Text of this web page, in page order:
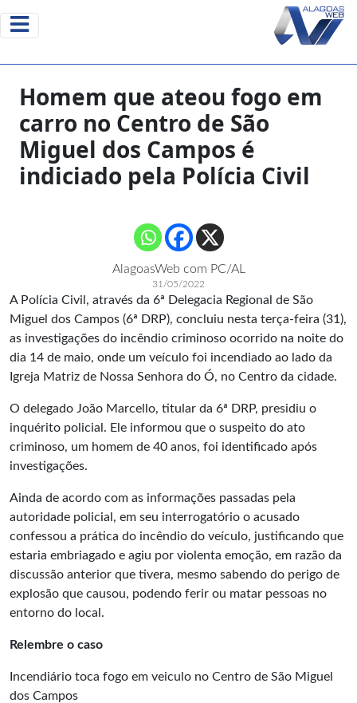
Homem que ateou fogo em
carro no Centro de São
Miguel dos Campos é
indiciado pela Polícia Civil
AlagoasWeb com PC/AL
31/05/2022
A Polícia Civil, através da 6ª Delegacia Regional de São
Miguel dos Campos (6ª DRP), concluiu nesta terça-feira (31),
as investigações do incêndio criminoso ocorrido na noite do
dia 14 de maio, onde um veículo foi incendiado ao lado da
Igreja Matriz de Nossa Senhora do Ó, no Centro da cidade.
O delegado João Marcello, titular da 6ª DRP, presidiu o
inquérito policial. Ele informou que o suspeito do ato
criminoso, um homem de 40 anos, foi identificado após
investigações.
Ainda de acordo com as informações passadas pela
autoridade policial, em seu interrogatório o acusado
confessou a prática do incêndio do veículo, justificando que
estaria embriagado e agiu por violenta emoção, em razão da
discussão anterior que tivera, mesmo sabendo do perigo de
explosão que causou, podendo ferir ou matar pessoas no
entorno do local.
Relembre o caso
Incendiário toca fogo em veiculo no Centro de São Miguel
dos Campos